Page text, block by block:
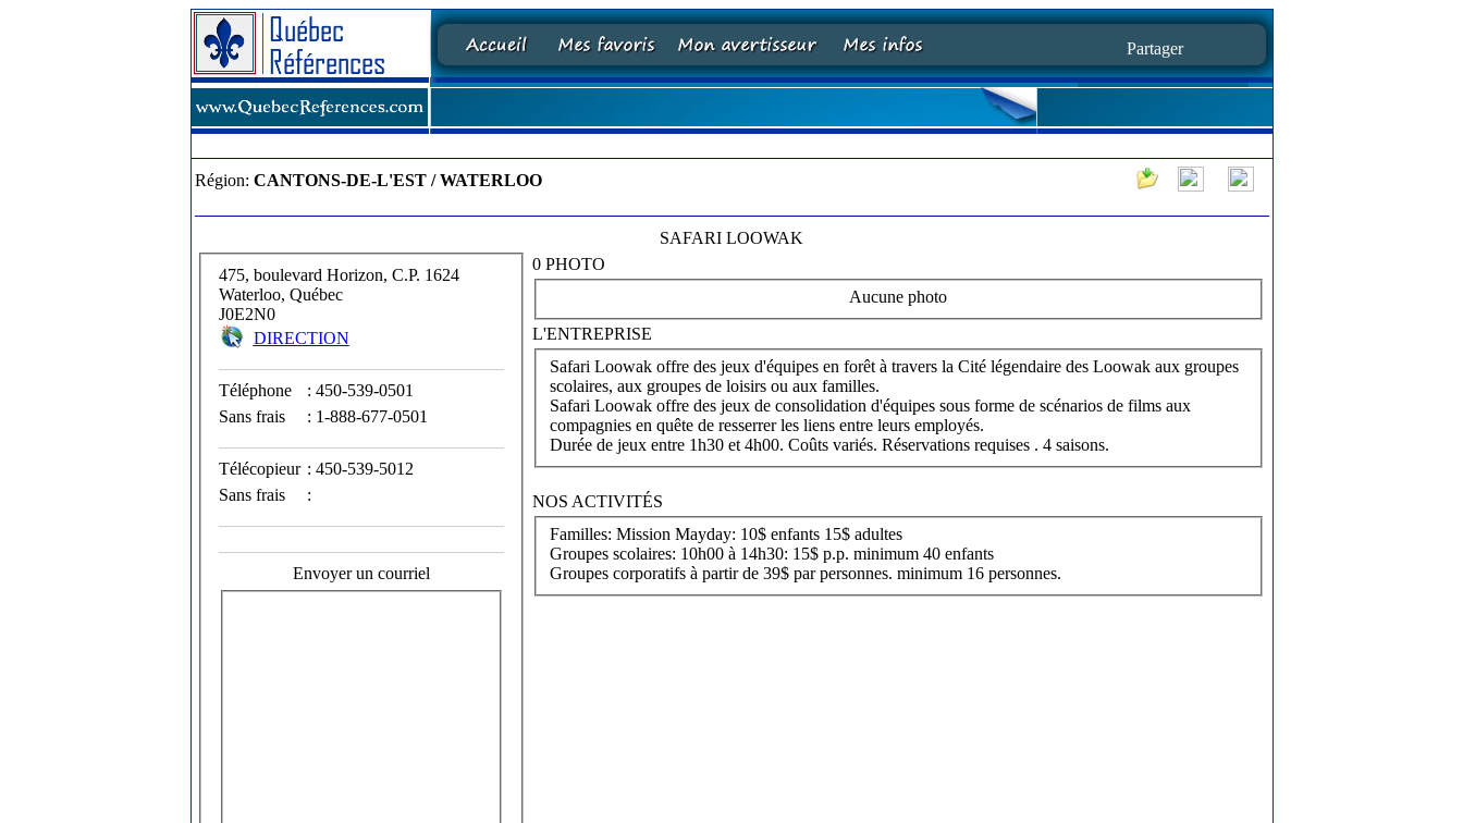
Partager
Région: CANTONS-DE-L'EST / WATERLOO
SAFARI LOOWAK
475, boulevard Horizon, C.P. 1624
Waterloo, Québec
J0E2N0
DIRECTION
Téléphone
: 450-539-0501
Sans frais
: 1-888-677-0501
Télécopieur
: 450-539-5012
Sans frais
:
Envoyer un courriel
0 PHOTO
Aucune photo
L'ENTREPRISE
Safari Loowak offre des jeux d'équipes en forêt à travers la Cité légendaire des Loowak aux groupes
scolaires, aux groupes de loisirs ou aux familles.
Safari Loowak offre des jeux de consolidation d'équipes sous forme de scénarios de films aux
compagnies en quête de resserrer les liens entre leurs employés.
Durée de jeux entre 1h30 et 4h00. Coûts variés. Réservations requises . 4 saisons.
NOS ACTIVITÉS
Familles: Mission Mayday: 10$ enfants 15$ adultes
Groupes scolaires: 10h00 à 14h30: 15$ p.p. minimum 40 enfants
Groupes corporatifs à partir de 39$ par personnes. minimum 16 personnes.